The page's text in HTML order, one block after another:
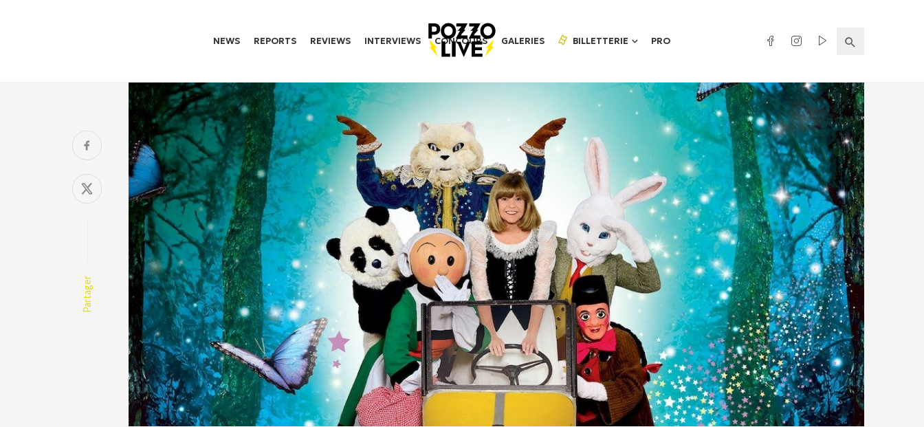
NEWS REPORTS REVIEWS INTERVIEWS CONCOURS GALERIES BILLETTERIE PRO
Partager